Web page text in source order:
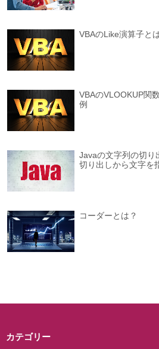
VBAのLike演算子と
VBAのVLOOKUP関
例
Javaの文字列の切
切り出しから文字を
コーダーとは？
カテゴリー